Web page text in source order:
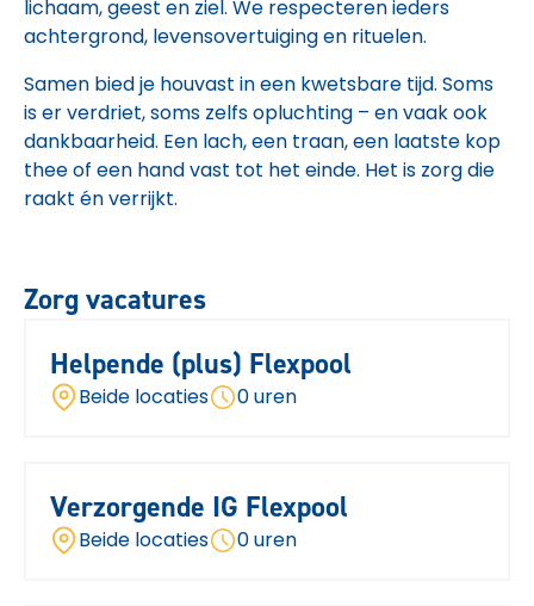
lichaam, geest en ziel. We respecteren ieders
achtergrond, levensovertuiging en rituelen.
Samen bied je houvast in een kwetsbare tijd. Soms
is er verdriet, soms zelfs opluchting – en vaak ook
dankbaarheid. Een lach, een traan, een laatste kop
thee of een hand vast tot het einde. Het is zorg die
raakt én verrijkt.
Zorg vacatures
Helpende (plus) Flexpool
Beide locaties 0 uren
Verzorgende IG Flexpool
Beide locaties 0 uren